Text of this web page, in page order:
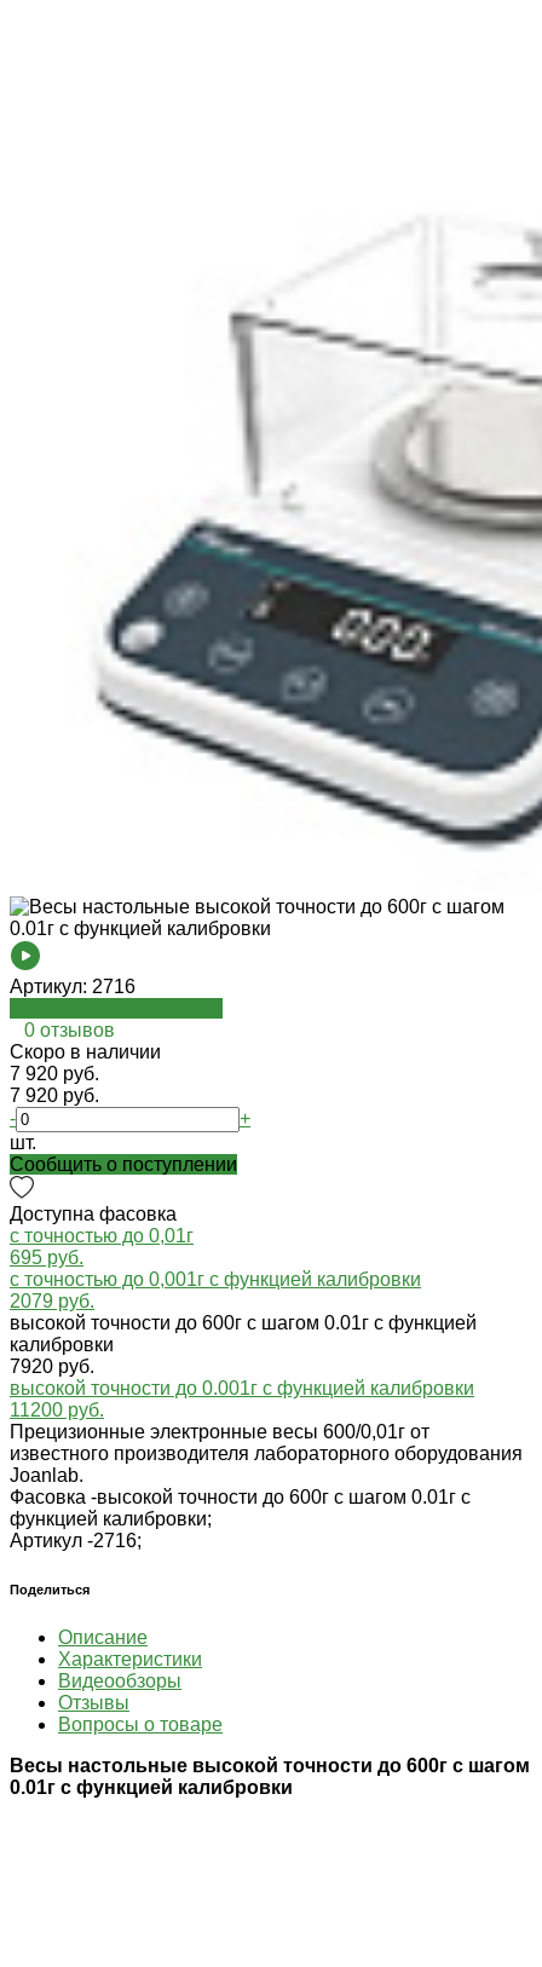
Артикул: 2716
0 отзывов
Cкоро в наличии
7 920 руб.
7 920 руб.
-
+
шт.
Cообщить о поступлении
Доступна фасовка
с точностью до 0,01г
695 руб.
с точностью до 0,001г с функцией калибровки
2079 руб.
высокой точности до 600г с шагом 0.01г с функцией
калибровки
7920 руб.
высокой точности до 0.001г с функцией калибровки
11200 руб.
Прецизионные электронные весы 600/0,01г от
известного производителя лабораторного оборудования
Joanlab.
Фасовка -высокой точности до 600г с шагом 0.01г с
функцией калибровки;
Артикул -2716;
Поделиться
Описание
Характеристики
Видеообзоры
Отзывы
Вопросы о товаре
Весы настольные высокой точности до 600г с шагом
0.01г с функцией калибровки